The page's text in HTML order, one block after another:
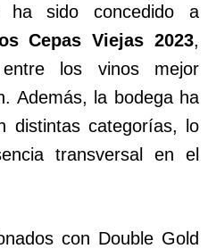
sido concedido a
Cepas Viejas 2023,
los vinos mejor
Además, la bodega ha
distintas categorías, lo
transversal en el
con Double Gold